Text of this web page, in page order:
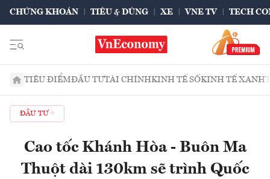
CHỨNG KHOÁN TIÊU & DÙNG XE VNE TV TECH
TIÊU ĐIỂMĐẦU TƯTÀI CHÍNHKINH TẾ SỐKINH TẾ XANH
ĐẦU TƯ
Cao tốc Khánh Hòa - Buôn Ma
Thuột dài 130km sẽ trình Quốc